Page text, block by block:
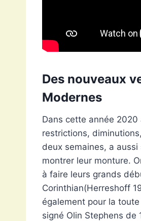
Des nouveaux
Modernes
Dans cette année 2020
restrictions,
deux semaines, a
montrer leur monture.
à faire leurs grands
Corinthian(Herreshoff
également pour la
signé Olin Stephens